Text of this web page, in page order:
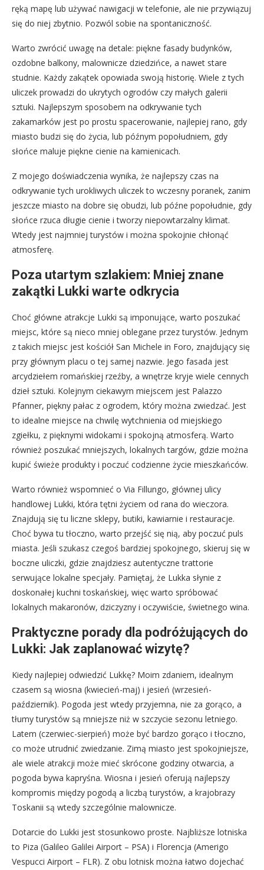
ręką mapę lub używać nawigacji w telefonie, ale nie przywiązuj
się do niej zbytnio. Pozwól sobie na spontaniczność.
Warto zwrócić uwagę na detale: piękne fasady budynków,
ozdobne balkony, malownicze dziedzińce, a nawet stare
studnie. Każdy zakątek opowiada swoją historię. Wiele z tych
uliczek prowadzi do ukrytych ogrodów czy małych galerii
sztuki. Najlepszym sposobem na odkrywanie tych
zakamarków jest po prostu spacerowanie, najlepiej rano, gdy
miasto budzi się do życia, lub późnym popołudniem, gdy
słońce maluje piękne cienie na kamienicach.
Z mojego doświadczenia wynika, że najlepszy czas na
odkrywanie tych urokliwych uliczek to wczesny poranek, zanim
jeszcze miasto na dobre się obudzi, lub późne popołudnie, gdy
słońce rzuca długie cienie i tworzy niepowtarzalny klimat.
Wtedy jest najmniej turystów i można spokojnie chłonąć
atmosferę.
Poza utartym szlakiem: Mniej znane
zakątki Lukki warte odkrycia
Choć główne atrakcje Lukki są imponujące, warto poszukać
miejsc, które są nieco mniej oblegane przez turystów. Jednym
z takich miejsc jest kościół San Michele in Foro, znajdujący się
przy głównym placu o tej samej nazwie. Jego fasada jest
arcydziełem romańskiej rzeźby, a wnętrze kryje wiele cennych
dzieł sztuki. Kolejnym ciekawym miejscem jest Palazzo
Pfanner, piękny pałac z ogrodem, który można zwiedzać. Jest
to idealne miejsce na chwilę wytchnienia od miejskiego
zgiełku, z pięknymi widokami i spokojną atmosferą. Warto
również poszukać mniejszych, lokalnych targów, gdzie można
kupić świeże produkty i poczuć codzienne życie mieszkańców.
Warto również wspomnieć o Via Fillungo, głównej ulicy
handlowej Lukki, która tętni życiem od rana do wieczora.
Znajdują się tu liczne sklepy, butiki, kawiarnie i restauracje.
Choć bywa tu tłoczno, warto przejść się nią, aby poczuć puls
miasta. Jeśli szukasz czegoś bardziej spokojnego, skieruj się w
boczne uliczki, gdzie znajdziesz autentyczne trattorie
serwujące lokalne specjały. Pamiętaj, że Lukka słynie z
doskonałej kuchni toskańskiej, więc warto spróbować
lokalnych makaronów, dziczyzny i oczywiście, świetnego wina.
Praktyczne porady dla podróżujących do
Lukki: Jak zaplanować wizytę?
Kiedy najlepiej odwiedzić Lukkę? Moim zdaniem, idealnym
czasem są wiosna (kwiecień-maj) i jesień (wrzesień-
październik). Pogoda jest wtedy przyjemna, nie za gorąco, a
tłumy turystów są mniejsze niż w szczycie sezonu letniego.
Latem (czerwiec-sierpień) może być bardzo gorąco i tłoczno,
co może utrudnić zwiedzanie. Zimą miasto jest spokojniejsze,
ale wiele atrakcji może mieć skrócone godziny otwarcia, a
pogoda bywa kapryśna. Wiosna i jesień oferują najlepszy
kompromis między pogodą a liczbą turystów, a krajobrazy
Toskanii są wtedy szczególnie malownicze.
Dotarcie do Lukki jest stosunkowo proste. Najbliższe lotniska
to Piza (Galileo Galilei Airport – PSA) i Florencja (Amerigo
Vespucci Airport – FLR). Z obu lotnisk można łatwo dojechać